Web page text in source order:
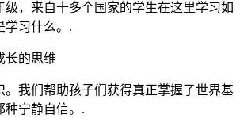
级，来自十多个国家的学生在这里学习如
学习什么。.
长的思维
。我们帮助孩子们获得真正掌握了世界基
种宁静自信。.